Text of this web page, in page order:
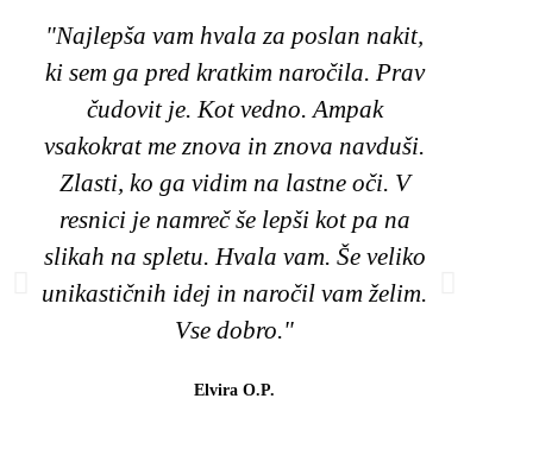
"Najlepša vam hvala za poslan nakit,
ki sem ga pred kratkim naročila. Prav
čudovit je. Kot vedno. Ampak
vsakokrat me znova in znova navduši.
Zlasti, ko ga vidim na lastne oči. V
resnici je namreč še lepši kot pa na
slikah na spletu. Hvala vam. Še veliko
unikastičnih idej in naročil vam želim.
Vse dobro."
Elvira O.P.